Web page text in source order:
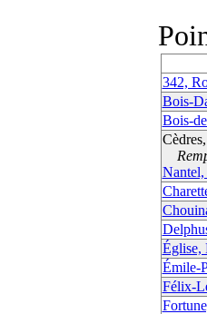
342,
Bois-
Bois-
Nantel,
Église,
Émile-
Félix-